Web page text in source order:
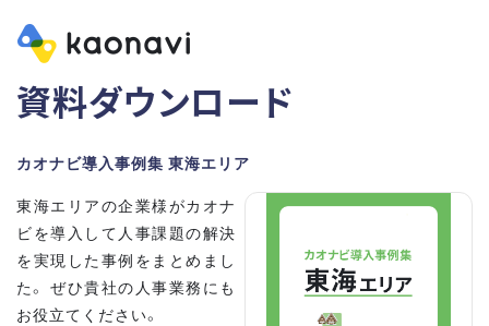
資料ダウンロード
カオナビ導入事例集 東海エリア
東海エリアの企業様がカオナ
ビを導入して人事課題の解決
を実現した事例をまとめまし
た。 ぜひ貴社の人事業務にも
お役立てください。